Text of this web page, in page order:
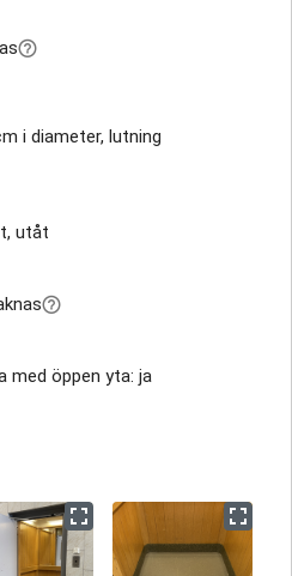
i diameter, lutning
utåt
med öppen yta: ja